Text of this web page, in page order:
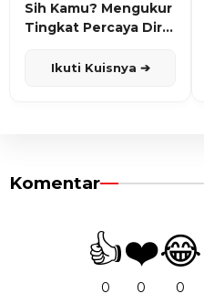
Sih Kamu? Mengukur
Tingkat Percaya Diri
Ikuti Kuisnya ➔
Komentar
👍
0
❤️
0
😂
0